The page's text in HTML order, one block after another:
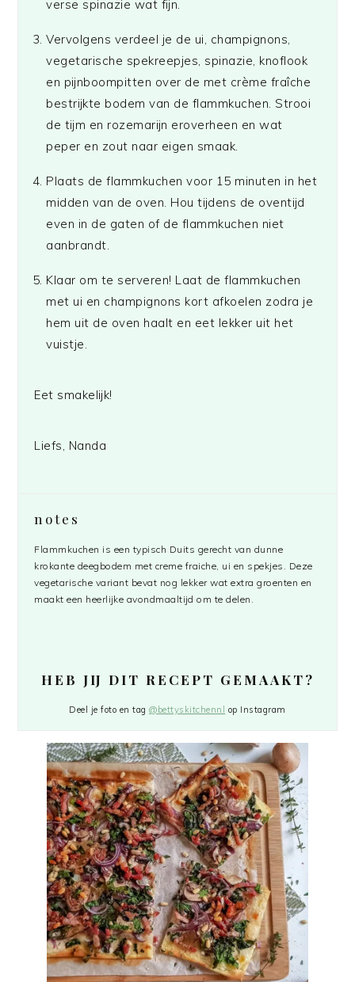
verse spinazie wat fijn.
Vervolgens verdeel je de ui, champignons,
vegetarische spekreepjes, spinazie, knoflook
en pijnboompitten over de met crème fraîche
bestrijkte bodem van de flammkuchen. Strooi
de tijm en rozemarijn eroverheen en wat
peper en zout naar eigen smaak.
Plaats de flammkuchen voor 15 minuten in het
midden van de oven. Hou tijdens de oventijd
even in de gaten of de flammkuchen niet
aanbrandt.
Klaar om te serveren! Laat de flammkuchen
met ui en champignons kort afkoelen zodra je
hem uit de oven haalt en eet lekker uit het
vuistje.
Eet smakelijk!
Liefs, Nanda
notes
Flammkuchen is een typisch Duits gerecht van dunne
krokante deegbodem met creme fraiche, ui en spekjes. Deze
vegetarische variant bevat nog lekker wat extra groenten en
maakt een heerlijke avondmaaltijd om te delen.
HEB JIJ DIT RECEPT GEMAAKT?
Deel je foto en tag@bettyskitchennl op Instagram